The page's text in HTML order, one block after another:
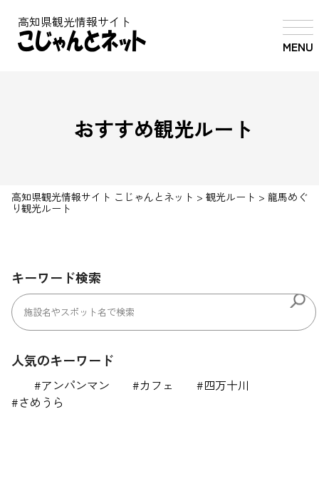
MENU
高知県観光情報サイト
おすすめ観光ルート
高知県観光情報サイト こじゃんとネット > 観光ルート > 龍馬めぐ
り観光ルート
キーワード検索
人気のキーワード
アンパンマン カフェ
四万十川
さめうら